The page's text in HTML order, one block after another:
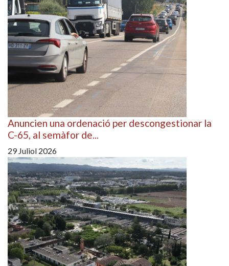
Anuncien una ordenació per descongestionar la
C-65, al semàfor de...
29 Juliol 2026